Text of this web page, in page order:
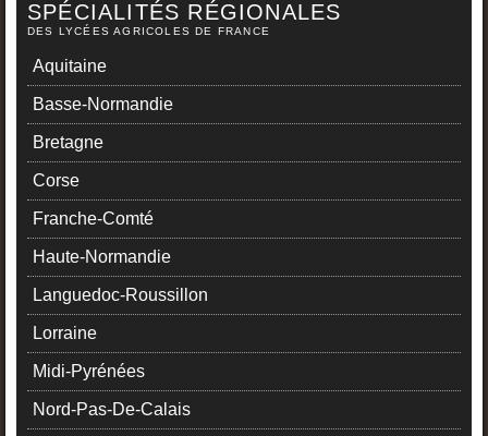
SPÉCIALITÉS RÉGIONALES
DES LYCÉES AGRICOLES DE FRANCE
Aquitaine
Basse-Normandie
Bretagne
Corse
Franche-Comté
Haute-Normandie
Languedoc-Roussillon
Lorraine
Midi-Pyrénées
Nord-Pas-De-Calais